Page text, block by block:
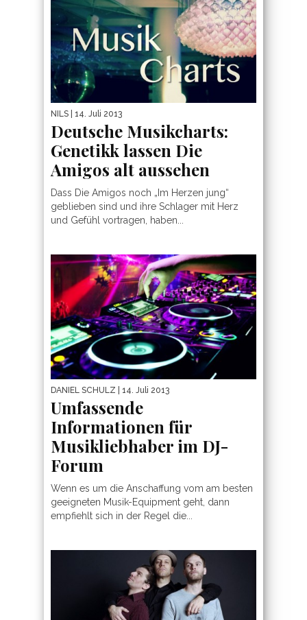
NILS | 14. Juli 2013
Deutsche Musikcharts:
Genetikk lassen Die
Amigos alt aussehen
Dass Die Amigos noch „Im Herzen jung“
geblieben sind und ihre Schlager mit Herz
und Gefühl vortragen, haben...
DANIEL SCHULZ | 14. Juli 2013
Umfassende
Informationen für
Musikliebhaber im DJ-
Forum
Wenn es um die Anschaffung vom am besten
geeigneten Musik-Equipment geht, dann
empfiehlt sich in der Regel die...